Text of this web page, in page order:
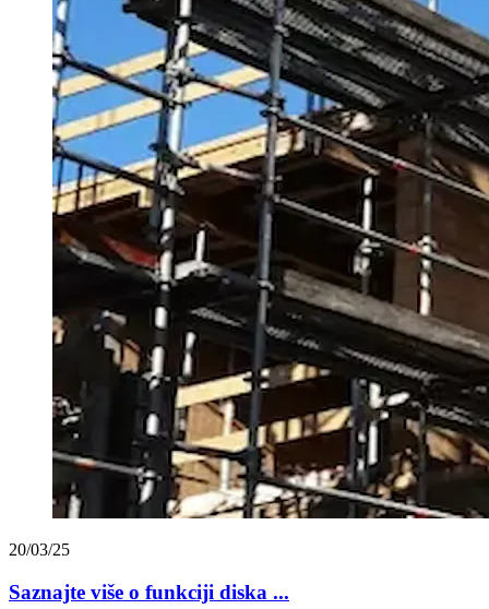
20/03/25
Saznajte više o funkciji diska ...